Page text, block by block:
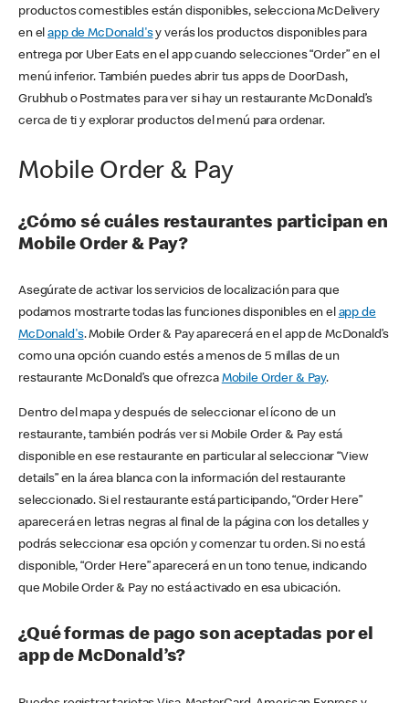
productos comestibles están disponibles, selecciona McDelivery
en elapp de McDonald'sy verás los productos disponibles para
entrega por Uber Eats en el app cuando selecciones “Order” en el
menú inferior. También puedes abrir tus apps de DoorDash,
Grubhub o Postmates para ver si hay un restaurante McDonald’s
cerca de ti y explorar productos del menú para ordenar.
Mobile Order & Pay
¿Cómo sé cuáles restaurantes participan en
Mobile Order & Pay?
Asegúrate de activar los servicios de localización para que
podamos mostrarte todas las funciones disponibles en el app de
McDonald's. Mobile Order & Pay aparecerá en el app de McDonald’s
como una opción cuando estés a menos de 5 millas de un
restaurante McDonald’s que ofrezca Mobile Order & Pay.
Dentro del mapa y después de seleccionar el ícono de un
restaurante, también podrás ver si Mobile Order & Pay está
disponible en ese restaurante en particular al seleccionar “View
details” en la área blanca con la información del restaurante
seleccionado. Si el restaurante está participando, “Order Here”
aparecerá en letras negras al final de la página con los detalles y
podrás seleccionar esa opción y comenzar tu orden. Si no está
disponible, “Order Here” aparecerá en un tono tenue, indicando
que Mobile Order & Pay no está activado en esa ubicación.
¿Qué formas de pago son aceptadas por el
app de McDonald’s?